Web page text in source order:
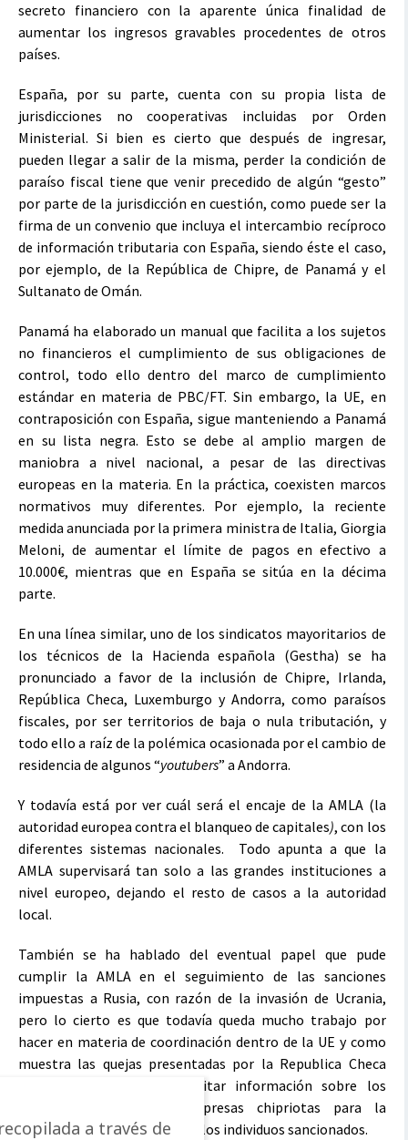
secreto financiero con la aparente única finalidad de
aumentar los ingresos gravables procedentes de otros
países.
España, por su parte, cuenta con su propia lista de
jurisdicciones no cooperativas incluidas por Orden
Ministerial. Si bien es cierto que después de ingresar,
pueden llegar a salir de la misma, perder la condición de
paraíso fiscal tiene que venir precedido de algún “gesto”
por parte de la jurisdicción en cuestión, como puede ser la
firma de un convenio que incluya el intercambio recíproco
de información tributaria con España, siendo éste el caso,
por ejemplo, de la República de Chipre, de Panamá y el
Sultanato de Omán.
Panamá ha elaborado un manual que facilita a los sujetos
no financieros el cumplimiento de sus obligaciones de
control, todo ello dentro del marco de cumplimiento
estándar en materia de PBC/FT. Sin embargo, la UE, en
contraposición con España, sigue manteniendo a Panamá
en su lista negra. Esto se debe al amplio margen de
maniobra a nivel nacional, a pesar de las directivas
europeas en la materia. En la práctica, coexisten marcos
normativos muy diferentes. Por ejemplo, la reciente
medida anunciada por la primera ministra de Italia, Giorgia
Meloni, de aumentar el límite de pagos en efectivo a
10.000€, mientras que en España se sitúa en la décima
parte.
En una línea similar, uno de los sindicatos mayoritarios de
los técnicos de la Hacienda española (Gestha) se ha
pronunciado a favor de la inclusión de Chipre, Irlanda,
República Checa, Luxemburgo y Andorra, como paraísos
fiscales, por ser territorios de baja o nula tributación, y
todo ello a raíz de la polémica ocasionada por el cambio de
residencia de algunos “youtubers” a Andorra.
Y todavía está por ver cuál será el encaje de la AMLA (la
autoridad europea contra el blanqueo de capitales), con los
diferentes sistemas nacionales. Todo apunta a que la
AMLA supervisará tan solo a las grandes instituciones a
nivel europeo, dejando el resto de casos a la autoridad
local.
También se ha hablado del eventual papel que pude
cumplir la AMLA en el seguimiento de las sanciones
impuestas a Rusia, con razón de la invasión de Ucrania,
pero lo cierto es que todavía queda mucho trabajo por
hacer en materia de coordinación dentro de la UE y como
muestra las quejas presentadas por la Republica Checa
contra Chipre por no facilitar información sobre los
propietarios rusos de empresas chipriotas para la
congelación de los activos de los individuos sancionados.
a través de